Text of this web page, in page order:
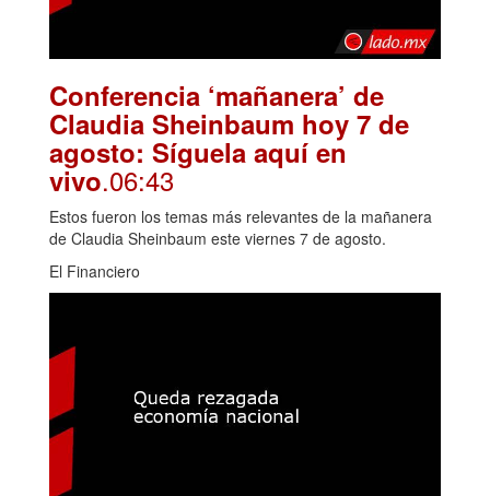
Conferencia ‘mañanera’ de
Claudia Sheinbaum hoy 7 de
agosto: Síguela aquí en
vivo.06:43
Estos fueron los temas más relevantes de la mañanera
de Claudia Sheinbaum este viernes 7 de agosto.
El Financiero